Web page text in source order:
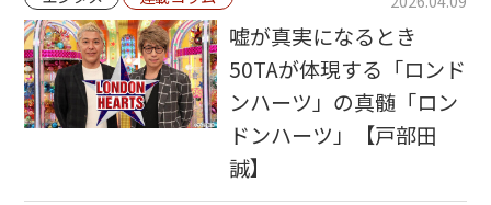
嘘が真実になるとき
50TAが体現する「ロンド
ンハーツ」の真髄「ロン
ドンハーツ」【戸部田
誠】